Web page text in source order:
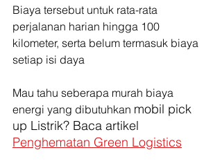
Biaya tersebut untuk rata-rata
perjalanan harian hingga 100
kilometer, serta belum termasuk biaya
setiap isi daya
Mau tahu seberapa murah biaya
energi yang dibutuhkan mobil pick
up Listrik? Baca artikel
Penghematan Green Logistics